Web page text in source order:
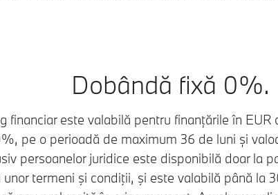
Dobândă fixă 0%.
financiar este valabilă pentru finanțările în
pe o perioadă de maximum 36 de luni și
persoanelor juridice este disponibilă doar la
unor termeni şi condiţii, şi este valabilă până la